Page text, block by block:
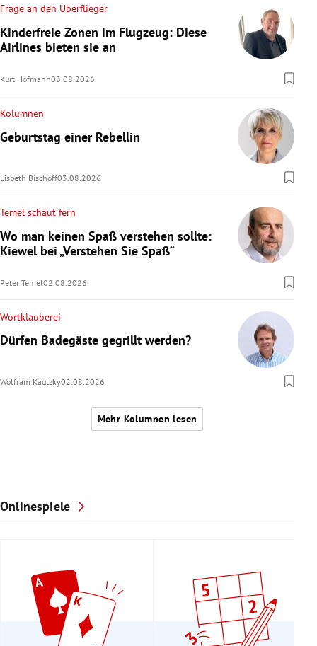
Frage an den Überflieger
Kinderfreie Zonen im Flugzeug: Diese
Airlines bieten sie an
Kurt Hofmann03.08.2026
Kolumnen
Geburtstag einer Rebellin
Lisbeth Bischoff03.08.2026
Temel schaut fern
Wo man keinen Spaß verstehen sollte:
Kiewel bei „Verstehen Sie Spaß“
Peter Temel02.08.2026
Wortklauberei
Dürfen Badegäste gegrillt werden?
Wolfram Kautzky02.08.2026
Mehr Kolumnen lesen
Onlinespiele